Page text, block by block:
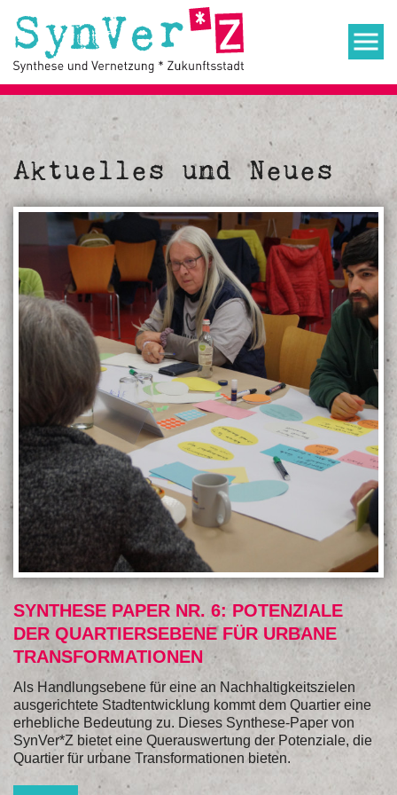
Aktuelles und Neues
SYNTHESE PAPER NR. 6: POTENZIALE
DER QUARTIERSEBENE FÜR URBANE
TRANSFORMATIONEN
Als Handlungsebene für eine an Nachhaltigkeitszielen
ausgerichtete Stadtentwicklung kommt dem Quartier eine
erhebliche Bedeutung zu. Dieses Synthese-Paper von
SynVer*Z bietet eine Querauswertung der Potenziale, die
Quartier für urbane Transformationen bieten.